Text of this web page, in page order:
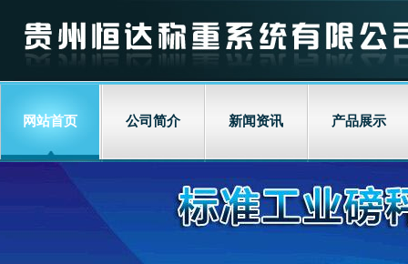
网站首页 公司简介 新闻资讯 产品展示